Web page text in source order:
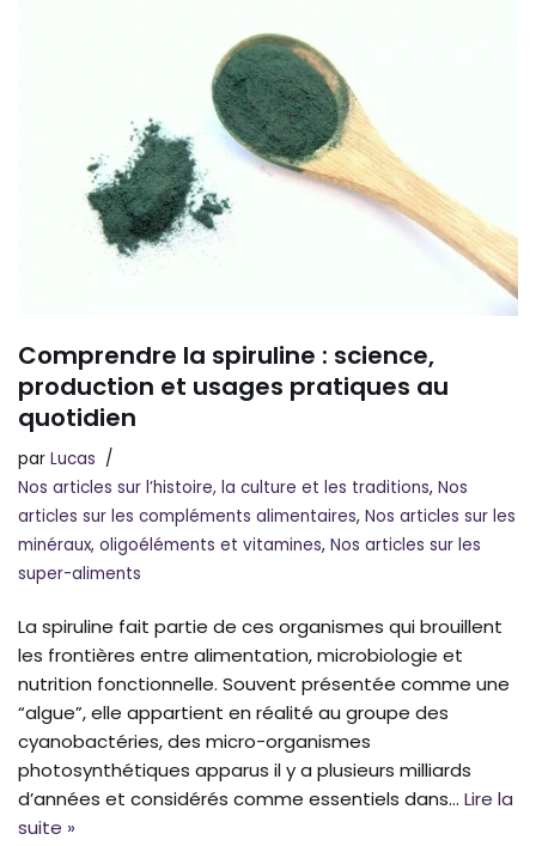
Comprendre la spiruline : science,
production et usages pratiques au
quotidien
par Lucas
Nos articles sur l’histoire, la culture et les traditions, Nos
articles sur les compléments alimentaires, Nos articles sur les
minéraux, oligoéléments et vitamines, Nos articles sur les
super-aliments
La spiruline fait partie de ces organismes qui brouillent
les frontières entre alimentation, microbiologie et
nutrition fonctionnelle. Souvent présentée comme une
“algue”, elle appartient en réalité au groupe des
cyanobactéries, des micro-organismes
photosynthétiques apparus il y a plusieurs milliards
d’années et considérés comme essentiels dans… Lire la
suite »